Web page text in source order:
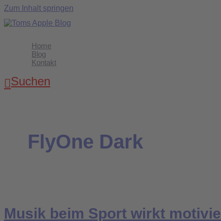
Zum Inhalt springen
Home
Blog
Kontakt
Suchen
FlyOne Dark
Musik beim Sport wirkt